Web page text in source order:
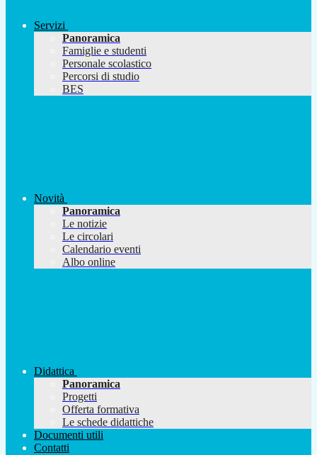
Servizi
Panoramica
Famiglie e studenti
Personale scolastico
Percorsi di studio
BES
Novità
Panoramica
Le notizie
Le circolari
Calendario eventi
Albo online
Didattica
Panoramica
Progetti
Offerta formativa
Le schede didattiche
Documenti utili
Contatti